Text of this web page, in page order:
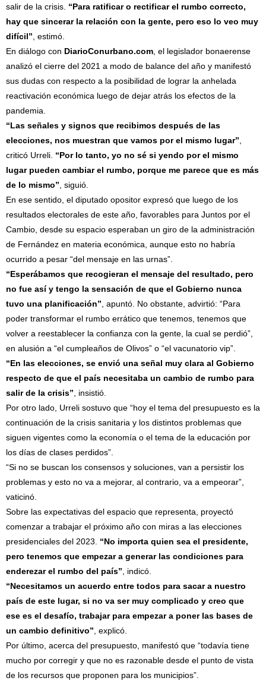
salir de la crisis. “Para ratificar o rectificar el rumbo correcto,
hay que sincerar la relación con la gente, pero eso lo veo muy
difícil” , estimó.
En diálogo con DiarioConurbano.com , el legislador bonaerense
analizó el cierre del 2021 a modo de balance del año y manifestó
sus dudas con respecto a la posibilidad de lograr la anhelada
reactivación económica luego de dejar atrás los efectos de la
pandemia.
“Las señales y signos que recibimos después de las
elecciones, nos muestran que vamos por el mismo lugar”
criticó Urreli. “Por lo tanto, yo no sé si yendo por el mismo
lugar pueden cambiar el rumbo, porque me parece que es más
de lo mismo” , siguió.
En ese sentido, el diputado opositor expresó que luego de los
resultados electorales de este año, favorables para Juntos por el
Cambio, desde su espacio esperaban un giro de la administración
de Fernández en materia económica, aunque esto no habría
ocurrido a pesar “del mensaje en las urnas”.
“Esperábamos que recogieran el mensaje del resultado, pero
no fue así y tengo la sensación de que el Gobierno nunca
tuvo una planificación” , apuntó. No obstante, advirtió: “Para
poder transformar el rumbo errático que tenemos, tenemos que
volver a reestablecer la confianza con la gente, la cual se perdió”,
en alusión a “el cumpleaños de Olivos” o “el vacunatorio vip”.
“En las elecciones, se envió una señal muy clara al Gobierno
respecto de que el país necesitaba un cambio de rumbo para
salir de la crisis” , insistió.
Por otro lado, Urreli sostuvo que “hoy el tema del presupuesto es la
continuación de la crisis sanitaria y los distintos problemas que
siguen vigentes como la economía o el tema de la educación por
los días de clases perdidos”.
“Si no se buscan los consensos y soluciones, van a persistir los
problemas y esto no va a mejorar, al contrario, va a empeorar”,
vaticinó.
Sobre las expectativas del espacio que representa, proyectó
comenzar a trabajar el próximo año con miras a las elecciones
presidenciales del 2023. “No importa quien sea el presidente,
pero tenemos que empezar a generar las condiciones para
enderezar el rumbo del país” , indicó.
“Necesitamos un acuerdo entre todos para sacar a nuestro
país de este lugar, si no va ser muy complicado y creo que
ese es el desafío, trabajar para empezar a poner las bases de
un cambio definitivo” , explicó.
Por último, acerca del presupuesto, manifestó que “todavía tiene
mucho por corregir y que no es razonable desde el punto de vista
de los recursos que proponen para los municipios”.